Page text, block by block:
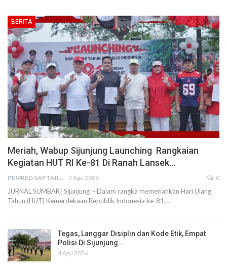
BERITA
Meriah, Wabup Sijunjung Launching Rangkaian
Kegiatan HUT RI Ke-81 Di Ranah Lansek…
PEMRED SAPTARIUS 3 Agu 2026 0
JURNAL SUMBAR| Sijunjung - Dalam rangka memeriahkan Hari Ulang
Tahun (HUT) Kemerdekaan Republik Indonesia ke-81…
Tegas, Langgar Disiplin dan Kode Etik, Empat
Polisi Di Sijunjung…
4 Agu 2026